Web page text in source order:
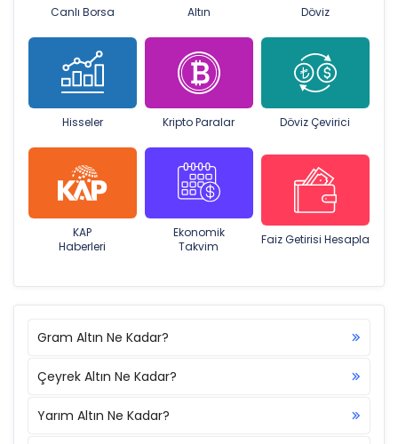
Canlı Borsa Altın Döviz
Hisseler Kripto Paralar Döviz Çevirici
KAP
Haberleri
Ekonomik
Takvim
Faiz Getirisi Hesapla
Gram Altın Ne Kadar?
Çeyrek Altın Ne Kadar?
Yarım Altın Ne Kadar?